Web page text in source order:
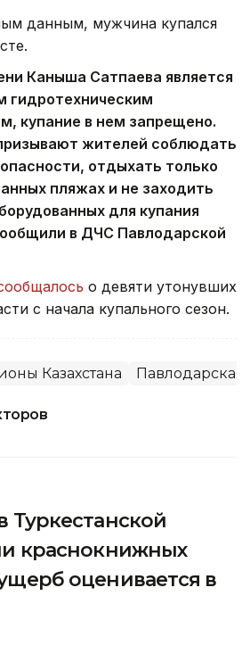
данным, мужчина купался
Каныша Сатпаева является
гидротехническим
купание в нем запрещено.
жителей соблюдать
отдыхать только
пляжах и не заходить
для купания
в ДЧС Павлодарской
о девяти утонувших
с начала купального сезон.
Казахстана Павлодарская
Туркестанской
краснокнижных
оценивается в